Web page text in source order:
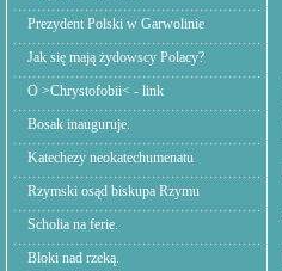
Prezydent Polski w Garwolinie
Jak się mają żydowscy Polacy?
O >Chrystofobii< - link
Bosak inauguruje.
Katechezy neokatechumenatu
Rzymski osąd biskupa Rzymu
Scholia na ferie.
Bloki nad rzeką.